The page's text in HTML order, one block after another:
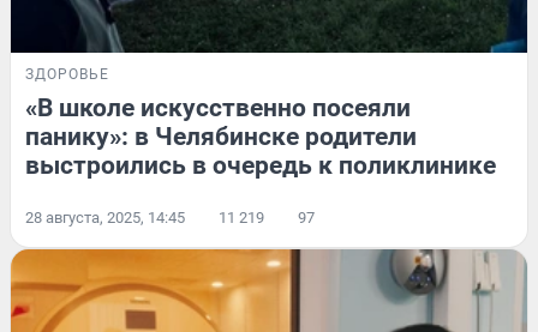
ЗДОРОВЬЕ
«В школе искусственно посеяли
панику»: в Челябинске родители
выстроились в очередь к поликлинике
28 августа, 2025, 14:45 11 219 97